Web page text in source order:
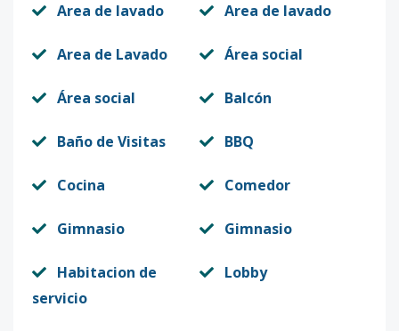
Area de lavado Area de lavado
Area de Lavado Área social
Área social Balcón
Baño de Visitas BBQ
Cocina Comedor
Gimnasio Gimnasio
Habitacion de
servicio
Lobby